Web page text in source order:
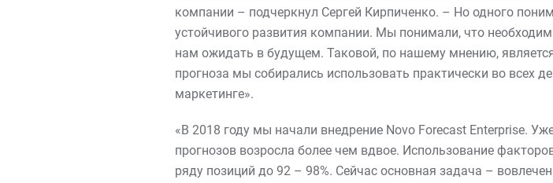
компании – подчеркнул Сергей Кирпиченко. – Но одного
устойчивого развития компании. Мы понимали, что
нам ожидать в будущем. Таковой, по нашему мнению,
прогноза мы собирались использовать практически во всех
маркетинге».
«В 2018 году мы начали внедрение Novo Forecast Enterprise.
прогнозов возросла более чем вдвое. Использование
ряду позиций до 92 – 98%. Сейчас основная задача –